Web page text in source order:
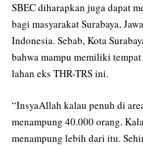
SBEC diharapkan juga dapat
bagi masyarakat Surabaya,
Indonesia. Sebab, Kota
bahwa mampu memiliki
lahan eks THR-TRS ini.
“InsyaAllah kalau penuh di
menampung 40.000 orang.
menampung lebih dari itu.